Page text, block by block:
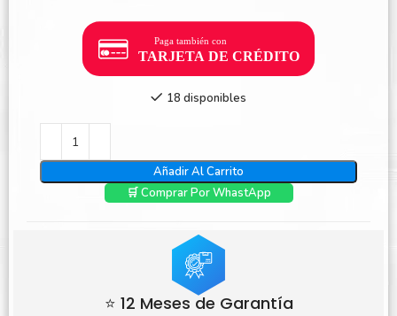
18 disponibles
Añadir Al Carrito
🛒 Comprar Por WhastApp
⭐ 12 Meses de Garantía